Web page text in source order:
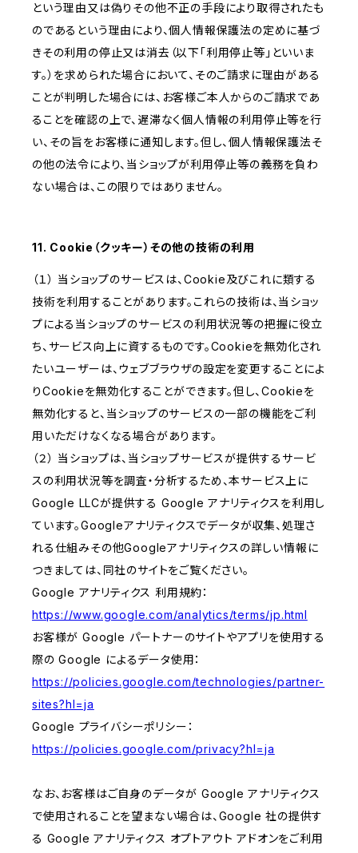
という理由又は偽りその他不正の手段により取得されたも
のであるという理由により、個人情報保護法の定めに基づ
きその利用の停止又は消去（以下「利用停止等」といいま
す。）を求められた場合において、そのご請求に理由がある
ことが判明した場合には、お客様ご本人からのご請求であ
ることを確認の上で、遅滞なく個人情報の利用停止等を行
い、その旨をお客様に通知します。但し、個人情報保護法そ
の他の法令により、当ショップが利用停止等の義務を負わ
ない場合は、この限りではありません。
11. Cookie（クッキー）その他の技術の利用
（１） 当ショップのサービスは、Cookie及びこれに類する
技術を利用することがあります。これらの技術は、当ショッ
プによる当ショップのサービスの利用状況等の把握に役立
ち、サービス向上に資するものです。Cookieを無効化され
たいユーザーは、ウェブブラウザの設定を変更することによ
りCookieを無効化することができます。但し、Cookieを
無効化すると、当ショップのサービスの一部の機能をご利
用いただけなくなる場合があります。
（２） 当ショップは、当ショップサービスが提供するサービ
スの利用状況等を調査・分析するため、本サービス上に
Google LLCが提供する Google アナリティクスを利用し
ています。Googleアナリティクスでデータが収集、処理さ
れる仕組みその他Googleアナリティクスの詳しい情報に
つきましては、同社のサイトをご覧ください。
Google アナリティクス 利用規約：
https://www.google.com/analytics/terms/jp.html
お客様が Google パートナーのサイトやアプリを使用する
際の Google によるデータ使用：
https://policies.google.com/technologies/partner-
sites?hl=ja
Google プライバシーポリシー：
https://policies.google.com/privacy?hl=ja
なお、お客様はご自身のデータが Google アナリティクス
で使用されることを望まない場合は、Google 社の提供す
る Google アナリティクス オプトアウト アドオンをご利用